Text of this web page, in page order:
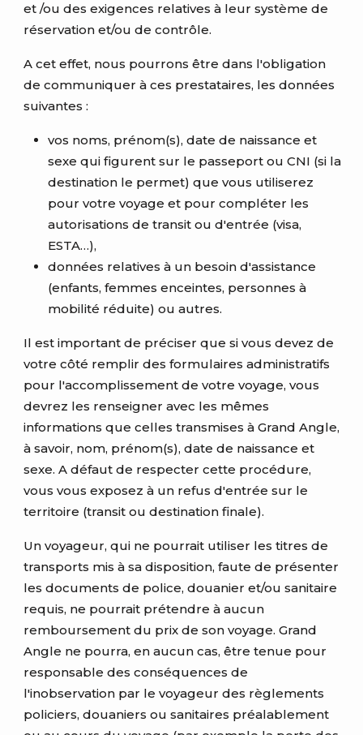
et /ou des exigences relatives à leur système de
réservation et/ou de contrôle.
A cet effet, nous pourrons être dans l'obligation
de communiquer à ces prestataires, les données
suivantes :
vos noms, prénom(s), date de naissance et
sexe qui figurent sur le passeport ou CNI (si la
destination le permet) que vous utiliserez
pour votre voyage et pour compléter les
autorisations de transit ou d'entrée (visa,
ESTA…),
données relatives à un besoin d'assistance
(enfants, femmes enceintes, personnes à
mobilité réduite) ou autres.
Il est important de préciser que si vous devez de
votre côté remplir des formulaires administratifs
pour l'accomplissement de votre voyage, vous
devrez les renseigner avec les mêmes
informations que celles transmises à Grand Angle,
à savoir, nom, prénom(s), date de naissance et
sexe. A défaut de respecter cette procédure,
vous vous exposez à un refus d'entrée sur le
territoire (transit ou destination finale).
Un voyageur, qui ne pourrait utiliser les titres de
transports mis à sa disposition, faute de présenter
les documents de police, douanier et/ou sanitaire
requis, ne pourrait prétendre à aucun
remboursement du prix de son voyage. Grand
Angle ne pourra, en aucun cas, être tenue pour
responsable des conséquences de
l'inobservation par le voyageur des règlements
policiers, douaniers ou sanitaires préalablement